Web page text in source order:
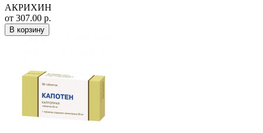
АКРИХИН
от 307.00 р.
В корзину